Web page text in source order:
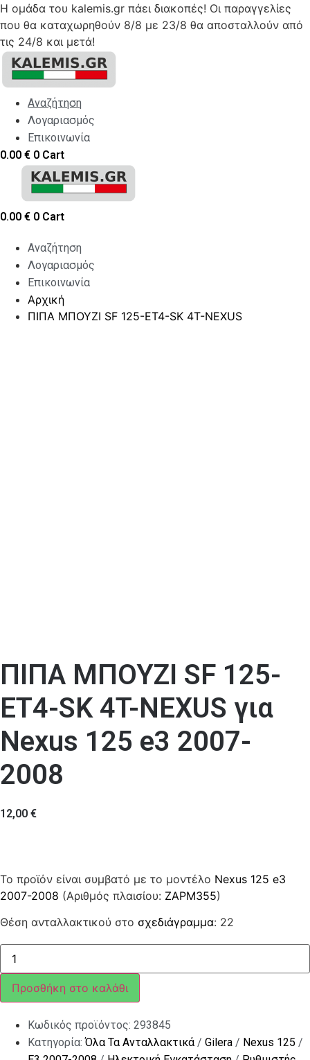
Η ομάδα του kalemis.gr πάει διακοπές! Οι παραγγελίες
που θα καταχωρηθούν 8/8 με 23/8 θα αποσταλλούν από
τις 24/8 και μετά!
Skip
content
Αναζήτηση
Λογαριασμός
Επικοινωνία
0.00 € 0 Cart
0.00 € 0 Cart
Αναζήτηση
Λογαριασμός
Επικοινωνία
Αρχική
ΠΙΠΑ ΜΠΟΥΖΙ SF 125-ΕΤ4-SK 4T-NEXUS
ΠΙΠΑ ΜΠΟΥΖΙ SF 125-
ΕΤ4-SK 4T-NEXUS για
Nexus 125 e3 2007-
2008
12,00 €
Το προϊόν είναι συμβατό με το μοντέλο Nexus 125 e3
2007-2008 (Αριθμός πλαισίου: ZAPM355)
Θέση ανταλλακτικού στο σχεδιάγραμμα: 22
ΠΙΠΑ
ΜΠΟΥΖΙ
SF
125-
ΕΤ4-
SK
NEXUS
ποσότητα
Προσθήκη στο καλάθι
Κωδικός προϊόντος: 293845
Κατηγορία:Όλα Τα Ανταλλακτικά/ Gilera / Nexus 125 /